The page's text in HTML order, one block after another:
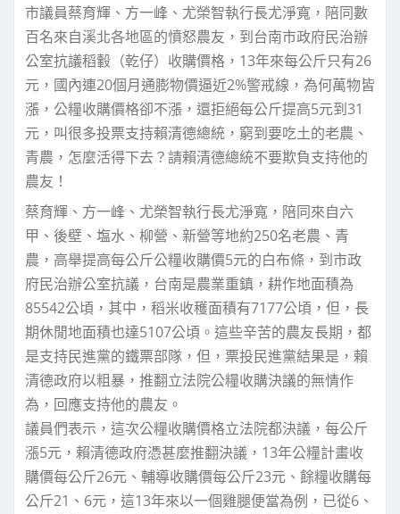
市議員蔡育輝、方一峰、尤榮智執行長尤淨寬，陪同數
百名來自溪北各地區的憤怒農友，到台南市政府民治辦
公室抗議稻轂（乾仔）收購價格，13年來每公斤只有26
元，國內連20個月通膨物價逼近2%警戒線，為何萬物皆
漲，公糧收購價格卻不漲，還拒絕每公斤提高5元到31
元，叫很多投票支持賴清德總統，窮到要吃土的老農、
青農，怎麼活得下去？請賴清德總統不要欺負支持他的
農友！
蔡育輝、方一峰、尤榮智執行長尤淨寬，陪同來自六
甲、後壁、塩水、柳營、新營等地約250名老農、青
農，高舉提高每公斤公糧收購價5元的白布條，到市政
府民治辦公室抗議，台南是農業重鎮，耕作地面積為
85542公頃，其中，稻米收穫面積有7177公頃，但，長
期休閒地面積也達5107公頃。這些辛苦的農友長期，都
是支持民進黨的鐵票部隊，但，票投民進黨結果是，賴
清德政府以粗暴，推翻立法院公糧收購決議的無情作
為，回應支持他的農友。
議員們表示，這次公糧收購價格立法院都決議，每公斤
漲5元，賴清德政府憑甚麼推翻決議，13年公糧計畫收
購價每公斤26元、輔導收購價每公斤23元、餘糧收購每
公斤21、6元，這13年來以一個雞腿便當為例，已從6、